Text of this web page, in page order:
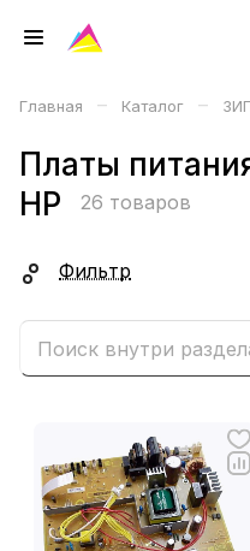
Главная – Каталог –
Платы
HP
26 товаров
Фильтр